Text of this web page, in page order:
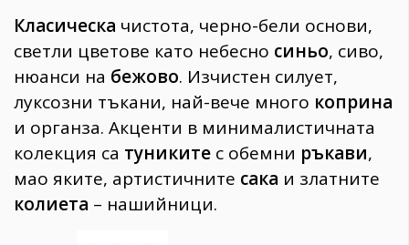
Класическа чистота, черно-бели основи,
светли цветове като небесно синьо, сиво,
нюанси на бежово. Изчистен силует,
луксозни тъкани, най-вече много коприна
и органза. Акценти в минималистичната
колекция са туниките с обемни ръкави,
мао яките, артистичните сака и златните
колиета – нашийници.